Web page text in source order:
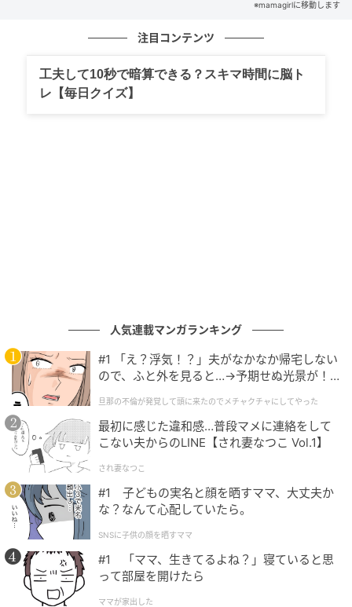
すぐに家族ぐるみで仲良くなるが⇒「何よこ
れ…」夫のスマホに友人からメッセージが届
※mamagirlに移動します
注目コンテンツ
工夫して10秒で暗算できる？スキマ時間に脳ト
レ【毎日クイズ】
人気連載マンガランキング
#1 「え？浮気！？」夫がなかなか帰宅しない
ので、ふと外を見ると…→予期せぬ光景が！
クチャにしてやった
旦那の不倫が発覚して頭に来たのでメチャクチャにしてやった
最初に感じた違和感…普段マメに連絡をして
こない夫からのLINE【され妻なつこ Vol.1】
され妻なつこ
#1 子どもの実名と顔を晒すママ、大丈夫か
な？なんて心配していたら。
SNSに子供の顔を晒すママ
#1 「ママ、生きてるよね？」寝ていると思
って部屋を開けたら
ママが家出した